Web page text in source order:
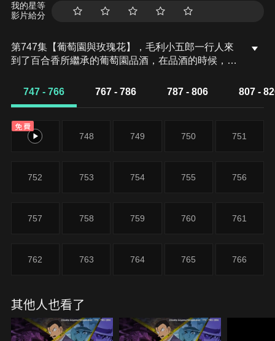
我的星等
影片給分
第747集【葡萄園與玫瑰花】，毛利小五郎一行人來
到了百合香所繼承的葡萄園品酒，在品酒的時候，百
書，沒想到過不了多久，他們發現契約書竟然已經簽
中。
747 - 766 767 - 786 787 - 806 807 -
免費
747 748 749 750 751
752 753 754 755 756
757 758 759 760 761
762 763 764 765 766
其他人也看了